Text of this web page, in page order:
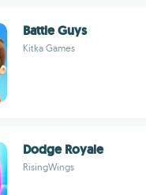
Battle Guys
Kitka Games
Dodge Royale
RisingWings